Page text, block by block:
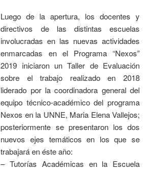
Luego de la apertura, los docentes y
directivos de las distintas escuelas
involucradas en las nuevas actividades
enmarcadas en el Programa “Nexos”
2019 iniciaron un Taller de Evaluación
sobre el trabajo realizado en 2018
liderado por la coordinadora general del
equipo técnico-académico del programa
Nexos en la UNNE, Maria Elena Vallejos;
posteriormente se presentaron los dos
nuevos ejes temáticos en los que se
trabajará en éste año:
– Tutorías Académicas en la Escuela